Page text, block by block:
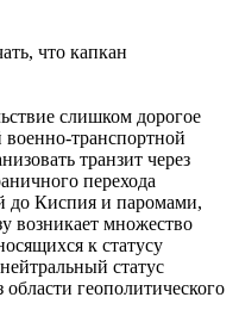
что капкан
слишком дорогое
транспортной
транзит через
перехода
до Киспия и паромами,
возникает множество
к статусу
статус
геополитического